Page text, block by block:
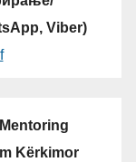
Viber)
Kërkimor